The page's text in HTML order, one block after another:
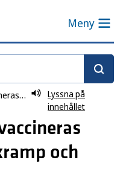
Meny
Till dig som ska vaccineras mot difteri, stelkramp och kikhosta
Lyssna på
innehållet
och